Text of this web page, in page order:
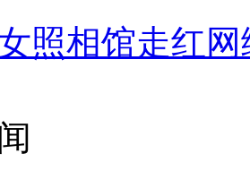
照相馆走红网